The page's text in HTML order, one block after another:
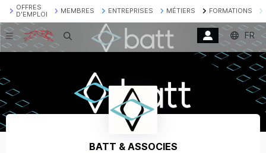
OFFRES
D'EMPLOI
MEMBRES ENTREPRISES MÉTIERS FORMATIONS
Recherche FR
BATT & ASSOCIES